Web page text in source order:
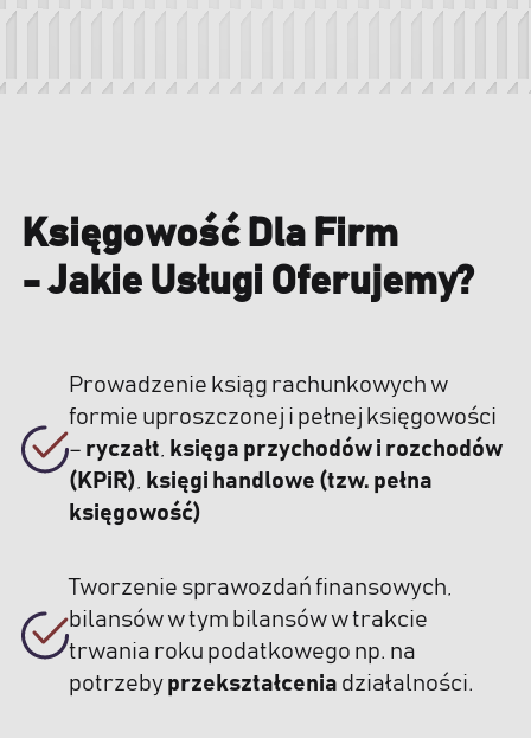
Księgowość Dla Firm
- Jakie Usługi Oferujemy?
Prowadzenie ksiąg rachunkowych w
formie uproszczonej i pełnej księgowości
– ryczałt
księga przychodów i rozchodów
(KPiR)
księgi handlowe (tzw. pełna
księgowość)
Tworzenie sprawozdań finansowych,
bilansów w tym bilansów w trakcie
trwania roku podatkowego np. na
potrzeby przekształcenia działalności.